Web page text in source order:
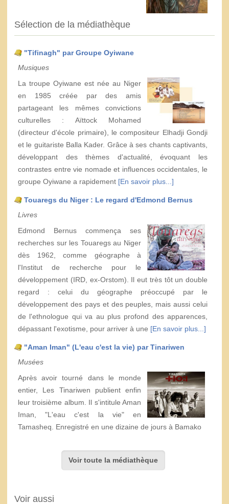
Sélection de la médiathèque
"Tifinagh" par Groupe Oyiwane
Musiques
La troupe Oyiwane est née au Niger
en 1985 créée par des amis
partageant les mêmes convictions
culturelles : Aïttock Mohamed
(directeur d'école primaire), le compositeur Elhadji Gondji
et le guitariste Balla Kader. Grâce à ses chants captivants,
développant des thèmes d'actualité, évoquant les
contrastes entre vie nomade et influences occidentales, le
groupe Oyiwane a rapidement [En savoir plus...]
Touaregs du Niger : Le regard d'Edmond Bernus
Livres
Edmond Bernus commença ses
recherches sur les Touaregs au Niger
dès 1962, comme géographe à
l'Institut de recherche pour le
développement (IRD, ex-Orstom). Il eut très tôt un double
regard : celui du géographe préoccupé par le
développement des pays et des peuples, mais aussi celui
de l'ethnologue qui va au plus profond des apparences,
dépassant l'exotisme, pour arriver à une [En savoir plus...]
"Aman Iman" (L'eau c'est la vie) par Tinariwen
Musées
Après avoir tourné dans le monde
entier, Les Tinariwen publient enfin
leur troisième album. Il s'intitule Aman
Iman, "L'eau c'est la vie" en
Tamasheq. Enregistré en une dizaine de jours à Bamako
Voir toute la médiathèque
Voir aussi